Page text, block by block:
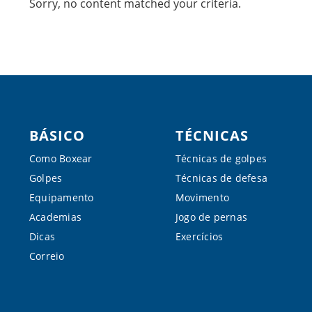
Sorry, no content matched your criteria.
Footer
BÁSICO
Como Boxear
Golpes
Equipamento
Academias
Dicas
Correio
TÉCNICAS
Técnicas de golpes
Técnicas de defesa
Movimento
Jogo de pernas
Exercícios